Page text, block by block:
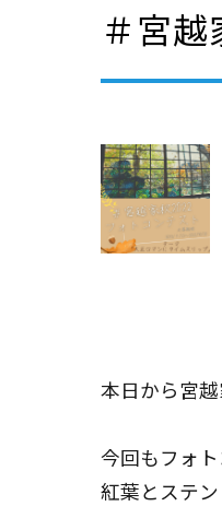
＃宮
本日から宮
今回もフォ
紅葉とステ